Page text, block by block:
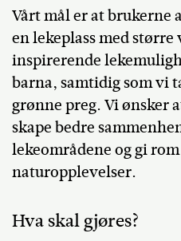
Vårt mål er at brukerne
en lekeplass med
inspirerende
barna, samtidig som vi
grønne preg. Vi ønsker
skape bedre
lekeområdene og gi
naturopplevelser.
Hva skal gjøres?